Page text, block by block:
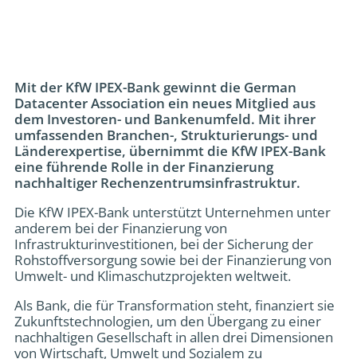
Mit der KfW IPEX-Bank gewinnt die German
Datacenter Association ein neues Mitglied aus
dem Investoren- und Bankenumfeld. Mit ihrer
umfassenden Branchen-, Strukturierungs- und
Länderexpertise, übernimmt die KfW IPEX-Bank
eine führende Rolle in der Finanzierung
nachhaltiger Rechenzentrumsinfrastruktur.
Die KfW IPEX-Bank unterstützt Unternehmen unter
anderem bei der Finanzierung von
Infrastrukturinvestitionen, bei der Sicherung der
Rohstoffversorgung sowie bei der Finanzierung von
Umwelt- und Klimaschutzprojekten weltweit.
Als Bank, die für Transformation steht, finanziert sie
Zukunftstechnologien, um den Übergang zu einer
nachhaltigen Gesellschaft in allen drei Dimensionen
von Wirtschaft, Umwelt und Sozialem zu